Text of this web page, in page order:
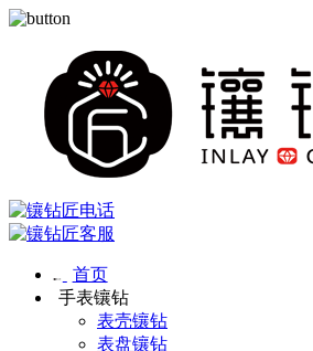
首页
手表镶钻
表壳镶钻
表盘镶钻